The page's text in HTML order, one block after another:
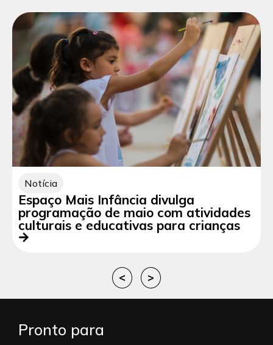
Notícia
Espaço Mais Infância divulga
programação de maio com atividades
culturais e educativas para crianças
< >
Pronto para